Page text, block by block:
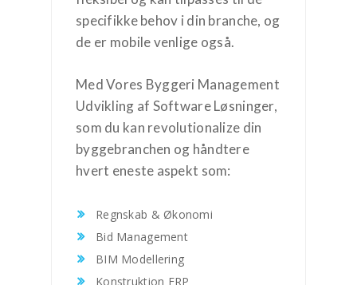
specifikke behov i din branche, og
de er mobile venlige også.
Med Vores Byggeri Management
Udvikling af Software Løsninger,
som du kan revolutionalize din
byggebranchen og håndtere
hvert eneste aspekt som:
Regnskab & Økonomi
Bid Management
BIM Modellering
Konstruktion ERP